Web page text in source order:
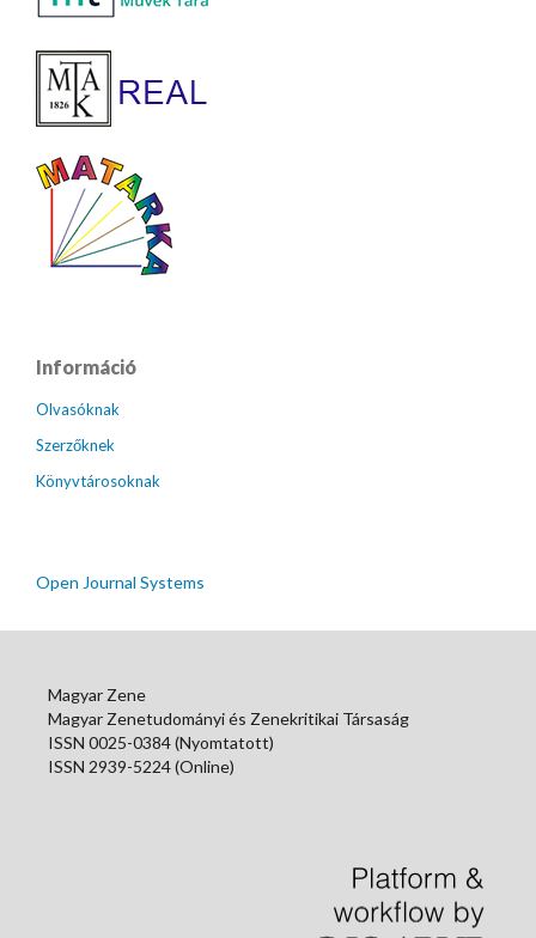
Információ
Olvasóknak
Szerzőknek
Könyvtárosoknak
Open Journal Systems
Magyar Zene
Magyar Zenetudományi és Zenekritikai Társaság
ISSN 0025-0384 (Nyomtatott)
ISSN 2939-5224 (Online)